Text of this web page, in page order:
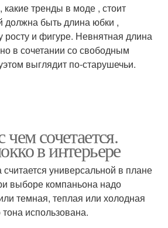
какие тренды в моде , стоит
должна быть длина юбки ,
и фигуре. Невнятная длина
в сочетании со свободным
выглядит по‑старушечьи.
сочетается.
в интерьере
универсальной в плане
выборе компаньона надо
темная, теплая или холодная
использована.